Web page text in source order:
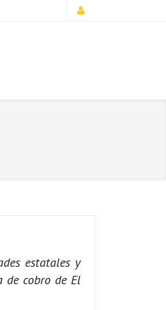
estatales y
de cobro de El